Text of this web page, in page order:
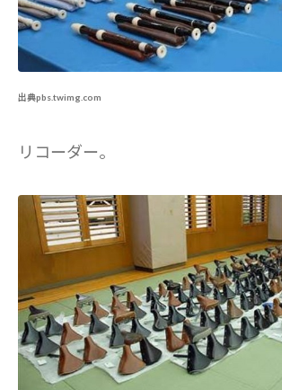
出典pbs.twimg.com
リコーダー。